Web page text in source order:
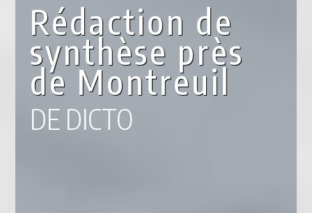
Rédaction de
synthèse près
de Montreuil
DE DICTO